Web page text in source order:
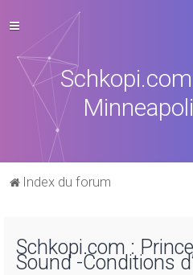
Index du forum
Schkopi.com :
Sound -Conditions